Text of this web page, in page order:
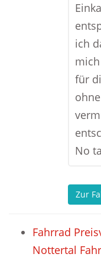
ich
für
No
Zur
Fahrrad
Nottertal